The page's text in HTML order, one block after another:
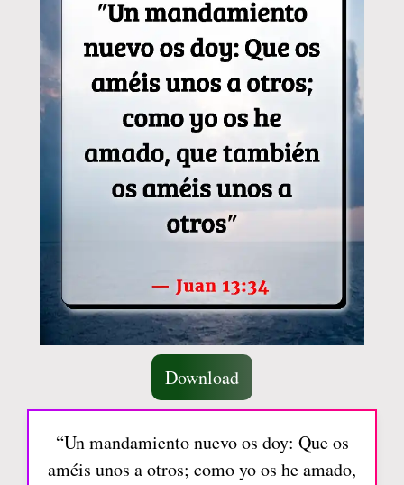
Download
“Un mandamiento nuevo os doy: Que os
améis unos a otros; como yo os he amado,